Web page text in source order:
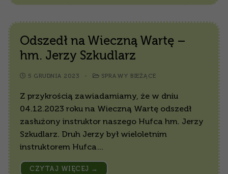
Odszedł na Wieczną Wartę –
hm. Jerzy Szkudlarz
5 GRUDNIA 2023 - SPRAWY BIEŻĄCE
Z przykrością zawiadamiamy, że w dniu
04.12.2023 roku na Wieczną Wartę odszedł
zasłużony instruktor naszego Hufca hm. Jerzy
Szkudlarz. Druh Jerzy był wieloletnim
instruktorem Hufca…
CZYTAJ WIĘCEJ →